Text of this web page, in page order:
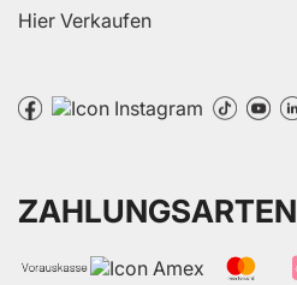
Hier Verkaufen
ZAHLUNGSARTEN